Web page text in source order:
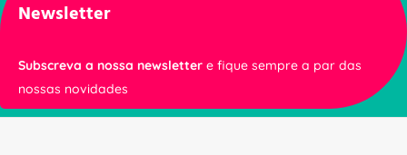
Newsletter
Subscreva a nossa newsletter e fique sempre a par das
nossas novidades